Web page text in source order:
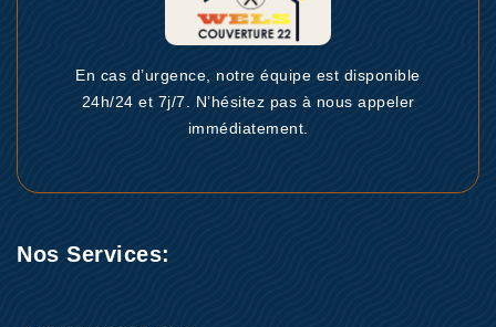
En cas d’urgence, notre équipe est disponible
24h/24 et 7j/7. N’hésitez pas à nous appeler
immédiatement.
Nos Services: